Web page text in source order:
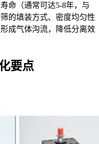
命（通常可达5-8年，与
的填装方式、密度均匀性
成气体沟流，降低分离效
要点